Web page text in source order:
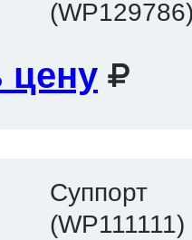
цену
Суппорт
(WP111111)